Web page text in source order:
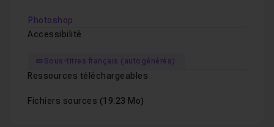
Photoshop
Accessibilité
Sous-titres français (autogénérés)
Ressources téléchargeables
Fichiers sources (19.23 Mo)